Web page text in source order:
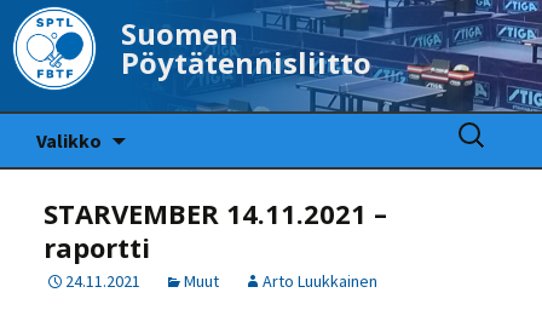
Suomen
Pöytätennisliitto
Valikko
Haku:
STARVEMBER 14.11.2021 –
raportti
24.11.2021 Muut Arto Luukkainen